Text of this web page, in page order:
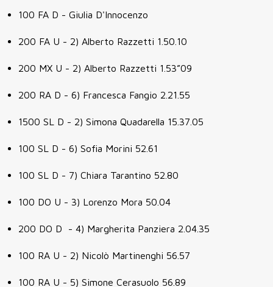
100 FA D - Giulia D'Innocenzo
200 FA U - 2) Alberto Razzetti 1.50.10
200 MX U - 2) Alberto Razzetti 1.53”09
200 RA D - 6) Francesca Fangio 2.21.55
1500 SL D - 2) Simona Quadarella 15.37.05
100 SL D - 6) Sofia Morini 52.61
100 SL D - 7) Chiara Tarantino 52.80
100 DO U - 3) Lorenzo Mora 50.04
200 DO D - 4) Margherita Panziera 2.04.35
100 RA U - 2) Nicolò Martinenghi 56.57
100 RA U - 5) Simone Cerasuolo 56.89